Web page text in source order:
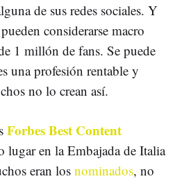
de sus redes sociales. Y
considerarse macro
1 millón de fans. Se puede
una profesión rentable y
no lo crean así.
Forbes Best Content
lugar en la Embajada de Italia
eran los nominados, no